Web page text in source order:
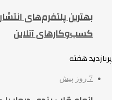
بهترین پلتفرم‌های انتشار
کسب‌وکارهای آنلاین
پربازدید هفته
7 روز پیش